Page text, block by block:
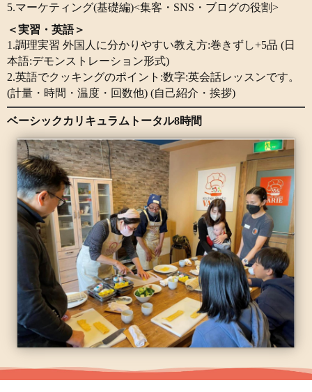
5.マーケティング(基礎編)<集客・SNS・ブログの役割>
＜実習・英語＞
1.調理実習 外国人に分かりやすい教え方:巻きずし+5品 (日
本語:デモンストレーション形式)
2.英語でクッキングのポイント:数字:英会話レッスンです。
(計量・時間・温度・回数他) (自己紹介・挨拶)
ベーシックカリキュラムトータル8時間